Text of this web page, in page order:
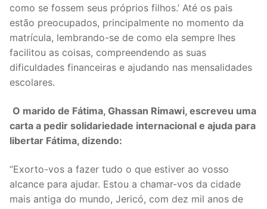
como se fossem seus próprios filhos.’ Até os pais
estão preocupados, principalmente no momento da
matrícula, lembrando-se de como ela sempre lhes
facilitou as coisas, compreendendo as suas
dificuldades financeiras e ajudando nas mensalidades
escolares.
O marido de Fátima, Ghassan Rimawi, escreveu uma
carta a pedir solidariedade internacional e ajuda para
libertar Fátima, dizendo:
“Exorto-vos a fazer tudo o que estiver ao vosso
alcance para ajudar. Estou a chamar-vos da cidade
mais antiga do mundo, Jericó, com dez mil anos de